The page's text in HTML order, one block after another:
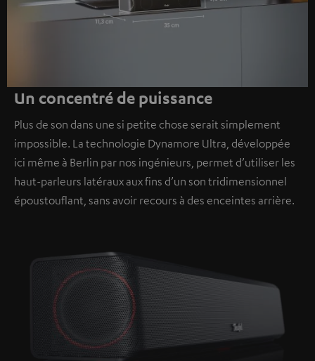
Un concentré de puissance
Plus de son dans une si petite chose serait simplement
impossible. La technologie Dynamore Ultra, développée
ici même à Berlin par nos ingénieurs, permet d’utiliser les
haut-parleurs latéraux aux fins d’un son tridimensionnel
époustouflant, sans avoir recours à des enceintes arrière.